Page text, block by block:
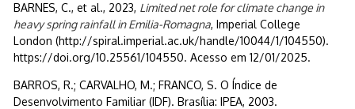
BARNES, C., et al., 2023, Limited net role for climate change in
heavy spring rainfall in Emilia-Romagna, Imperial College
London (http://spiral.imperial.ac.uk/handle/10044/1/104550).
https://doi.org/10.25561/104550. Acesso em 12/01/2025.
BARROS, R.; CARVALHO, M.; FRANCO, S. O Índice de
Desenvolvimento Familiar (IDF). Brasília: IPEA, 2003.